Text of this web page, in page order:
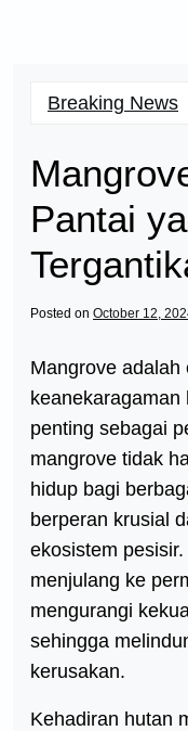
Breaking News
Pantai
Posted on October 12,
Mangrove adalah
penting sebagai
mangrove tidak
hidup bagi
berperan krusial
ekosistem
menjulang ke
mengurangi
sehingga
kerusakan.
Kehadiran hutan